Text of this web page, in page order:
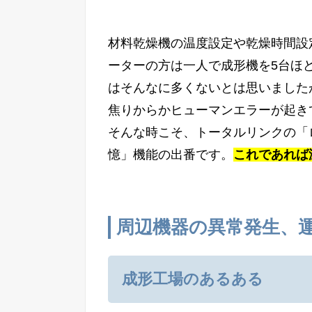
材料乾燥機の温度設定や乾燥時間
ーターの方は一人で成形機を5台ほ
はそんなに多くないとは思いまし
焦りからかヒューマンエラーが起
そんな時こそ、トータルリンクの
憶」機能の出番です。 これであれ
周辺機器の異常発生、
成形工場のあるある